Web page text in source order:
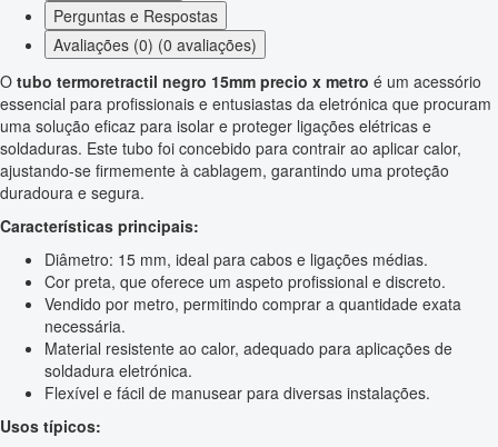
Perguntas e Respostas
Avaliações (0) (0 avaliações)
O tubo termoretractil negro 15mm precio x metro é um acessório
essencial para profissionais e entusiastas da eletrónica que procuram
uma solução eficaz para isolar e proteger ligações elétricas e
soldaduras. Este tubo foi concebido para contrair ao aplicar calor,
ajustando-se firmemente à cablagem, garantindo uma proteção
duradoura e segura.
Características principais:
Diâmetro: 15 mm, ideal para cabos e ligações médias.
Cor preta, que oferece um aspeto profissional e discreto.
Vendido por metro, permitindo comprar a quantidade exata
necessária.
Material resistente ao calor, adequado para aplicações de
soldadura eletrónica.
Flexível e fácil de manusear para diversas instalações.
Usos típicos: